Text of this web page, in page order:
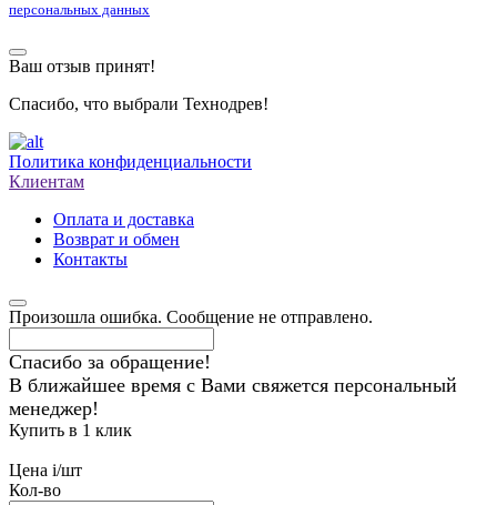
персональных данных
Ваш отзыв принят!
Спасибо, что выбрали Технодрев!
Политика конфиденциальности
Клиентам
Оплата и доставка
Возврат и обмен
Контакты
Произошла ошибка. Сообщение не отправлено.
Спасибо за обращение!
В ближайшее время с Вами свяжется персональный
менеджер!
Купить в 1 клик
Цена i/шт
Кол-во